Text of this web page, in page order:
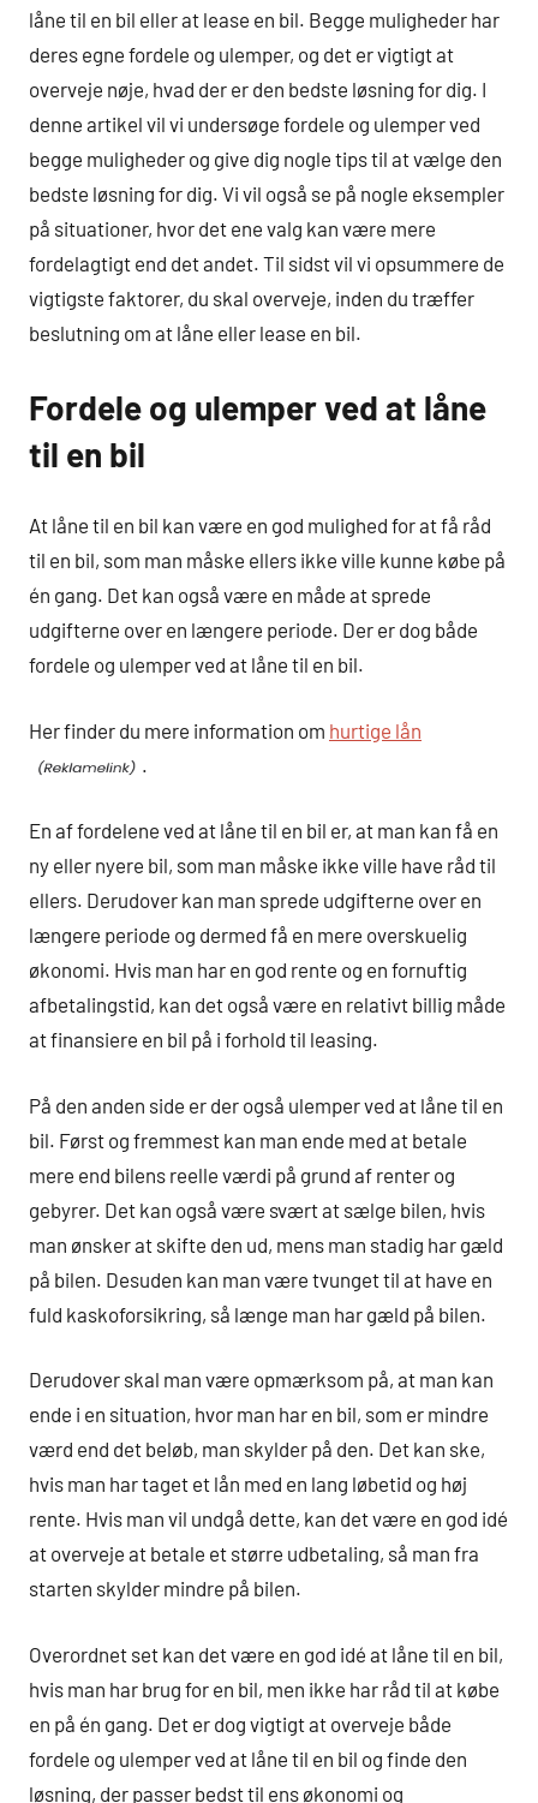
låne til en bil eller at lease en bil. Begge muligheder har
deres egne fordele og ulemper, og det er vigtigt at
overveje nøje, hvad der er den bedste løsning for dig. I
denne artikel vil vi undersøge fordele og ulemper ved
begge muligheder og give dig nogle tips til at vælge den
bedste løsning for dig. Vi vil også se på nogle eksempler
på situationer, hvor det ene valg kan være mere
fordelagtigt end det andet. Til sidst vil vi opsummere de
vigtigste faktorer, du skal overveje, inden du træffer
beslutning om at låne eller lease en bil.
Fordele og ulemper ved at låne
til en bil
At låne til en bil kan være en god mulighed for at få råd
til en bil, som man måske ellers ikke ville kunne købe på
én gang. Det kan også være en måde at sprede
udgifterne over en længere periode. Der er dog både
fordele og ulemper ved at låne til en bil.
Her finder du mere information om hurtige lån
.
En af fordelene ved at låne til en bil er, at man kan få en
ny eller nyere bil, som man måske ikke ville have råd til
ellers. Derudover kan man sprede udgifterne over en
længere periode og dermed få en mere overskuelig
økonomi. Hvis man har en god rente og en fornuftig
afbetalingstid, kan det også være en relativt billig måde
at finansiere en bil på i forhold til leasing.
På den anden side er der også ulemper ved at låne til en
bil. Først og fremmest kan man ende med at betale
mere end bilens reelle værdi på grund af renter og
gebyrer. Det kan også være svært at sælge bilen, hvis
man ønsker at skifte den ud, mens man stadig har gæld
på bilen. Desuden kan man være tvunget til at have en
fuld kaskoforsikring, så længe man har gæld på bilen.
Derudover skal man være opmærksom på, at man kan
ende i en situation, hvor man har en bil, som er mindre
værd end det beløb, man skylder på den. Det kan ske,
hvis man har taget et lån med en lang løbetid og høj
rente. Hvis man vil undgå dette, kan det være en god idé
at overveje at betale et større udbetaling, så man fra
starten skylder mindre på bilen.
Overordnet set kan det være en god idé at låne til en bil,
hvis man har brug for en bil, men ikke har råd til at købe
en på én gang. Det er dog vigtigt at overveje både
fordele og ulemper ved at låne til en bil og finde den
løsning, der passer bedst til ens økonomi og